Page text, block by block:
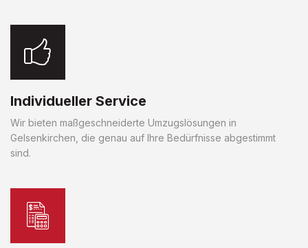
Individueller Service
Wir bieten maßgeschneiderte Umzugslösungen in
Gelsenkirchen, die genau auf Ihre Bedürfnisse abgestimmt
sind.